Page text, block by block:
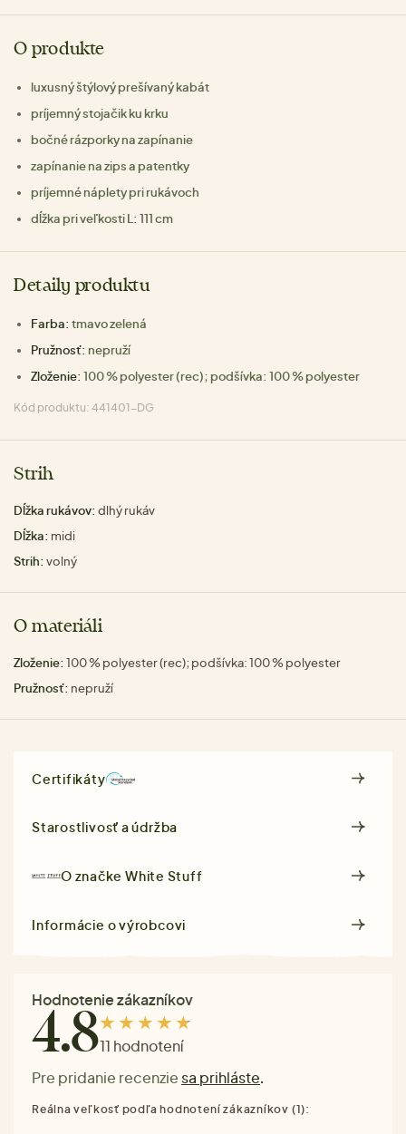
O produkte
luxusný štýlový prešívaný kabát
príjemný stojačik ku krku
bočné rázporky na zapínanie
zapínanie na zips a patentky
príjemné náplety pri rukávoch
dĺžka pri veľkosti L: 111 cm
Detaily produktu
Farba: tmavo zelená
Pružnosť: nepruží
Zloženie: 100 % polyester (rec); podšívka: 100 % polyester
Kód produktu: 441401-DG
Strih
Dĺžka rukávov: dlhý rukáv
Dĺžka: midi
Strih: volný
O materiáli
Zloženie: 100 % polyester (rec); podšívka: 100 % polyester
Pružnosť: nepruží
Certifikáty
Starostlivosť a údržba
O značkeWhite Stuff
Informácie o výrobcovi
Hodnotenie zákazníkov
4.811 hodnotení
Pre pridanie recenzie sa prihláste.
Reálna veľkosť podľa hodnotení zákazníkov (1):